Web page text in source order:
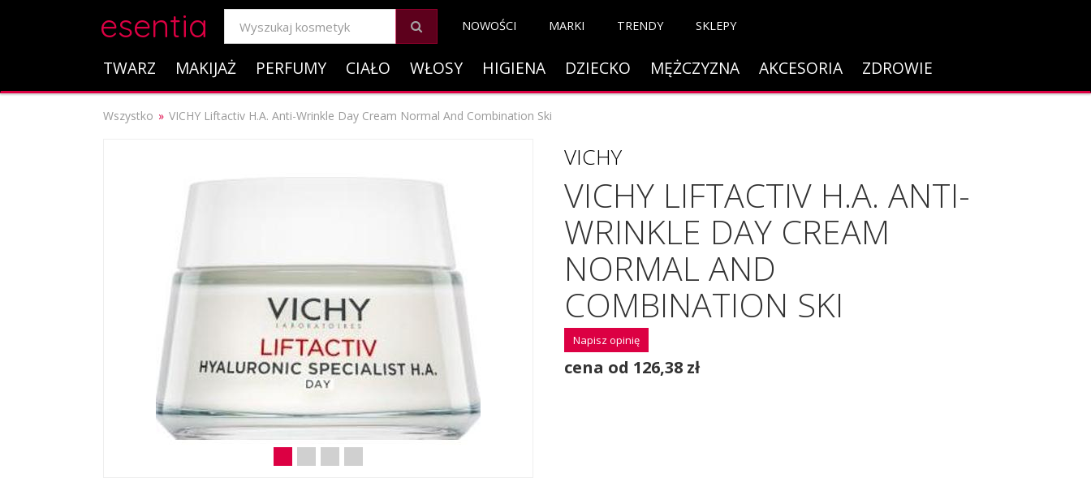
esentia NOWOŚCI MARKI TRENDY SKLEPY
TWARZ MAKIJAŻ PERFUMY CIAŁO WŁOSY HIGIENA DZIECKO MĘŻCZYZNA AKCESORIA ZDROWIE
Wszystko VICHY Liftactiv H.A. Anti-Wrinkle Day Cream Normal And Combination Ski
VICHY
VICHY LIFTACTIV H.A. ANTI-
WRINKLE DAY CREAM
NORMAL AND
COMBINATION SKI
Napisz opinię
cena od 126,38 zł